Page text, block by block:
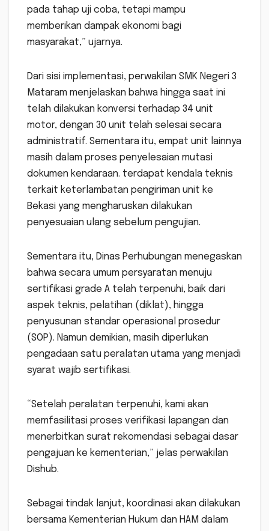
pada tahap uji coba, tetapi mampu
memberikan dampak ekonomi bagi
masyarakat,” ujarnya.
Dari sisi implementasi, perwakilan SMK Negeri 3
Mataram menjelaskan bahwa hingga saat ini
telah dilakukan konversi terhadap 34 unit
motor, dengan 30 unit telah selesai secara
administratif. Sementara itu, empat unit lainnya
masih dalam proses penyelesaian mutasi
dokumen kendaraan. terdapat kendala teknis
terkait keterlambatan pengiriman unit ke
Bekasi yang mengharuskan dilakukan
penyesuaian ulang sebelum pengujian.
Sementara itu, Dinas Perhubungan menegaskan
bahwa secara umum persyaratan menuju
sertifikasi grade A telah terpenuhi, baik dari
aspek teknis, pelatihan (diklat), hingga
penyusunan standar operasional prosedur
(SOP). Namun demikian, masih diperlukan
pengadaan satu peralatan utama yang menjadi
syarat wajib sertifikasi.
“Setelah peralatan terpenuhi, kami akan
memfasilitasi proses verifikasi lapangan dan
menerbitkan surat rekomendasi sebagai dasar
pengajuan ke kementerian,” jelas perwakilan
Dishub.
Sebagai tindak lanjut, koordinasi akan dilakukan
bersama Kementerian Hukum dan HAM dalam